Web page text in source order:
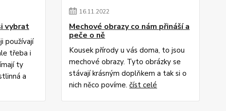
vybrat
používají
třeba i
ty
a
16.11.2022
Mechové obrazy co nám přináší a
peče o ně
Kousek přírody u vás doma, to jsou
mechové obrazy. Tyto obrázky se
stávají krásným doplňkem a tak si o
nich něco povíme.číst celé